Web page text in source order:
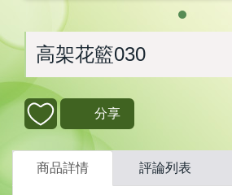
高架花籃030
分享
商品詳情 評論列表